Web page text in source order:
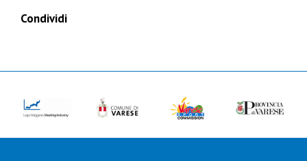
Condividi